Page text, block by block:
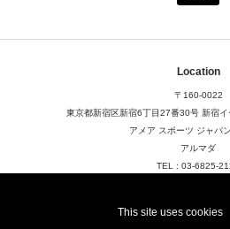
This site uses cookies
Location
〒160-0022
東京都新宿区新宿6丁目27番30号 新宿
アメア スポーツ ジャパ
アルマダ
TEL : 03-6825-